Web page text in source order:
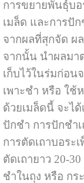
การขยายพันธุ์บอ
เมล็ด และการปั
จากผลที่สุกจัด ผ
จากนั้น นำผลมา
เก็บไว้ในร่มก่อน
เพาะชำ หรือ ใช้
ด้วยเมล็ดนี้ จะได้
ปักชำ การปักชำ
การตัดเถาบอระ
ตัดเถายาว 20-
ชำในถุง หรือ กร